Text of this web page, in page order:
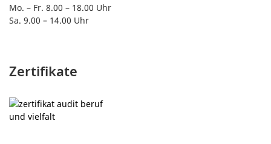
Mo. – Fr. 8.00 – 18.00 Uhr
Sa. 9.00 – 14.00 Uhr
Zertifikate